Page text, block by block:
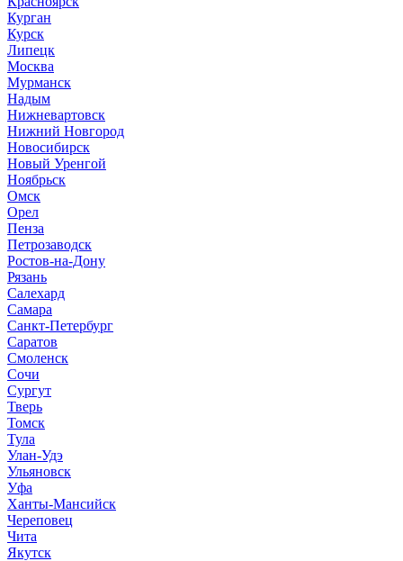
Курган
Курск
Липецк
Москва
Мурманск
Надым
Нижневартовск
Нижний Новгород
Новосибирск
Новый Уренгой
Ноябрьск
Омск
Орел
Пенза
Петрозаводск
Ростов-на-Дону
Рязань
Салехард
Самара
Санкт-Петербург
Саратов
Смоленск
Сочи
Сургут
Тверь
Томск
Тула
Улан-Удэ
Ульяновск
Уфа
Ханты-Мансийск
Череповец
Чита
Якутск